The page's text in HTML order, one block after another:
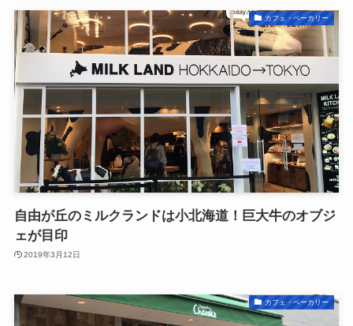
カフェ・ベーカリー
自由が丘のミルクランドは小北海道！巨大牛のオブジ
ェが目印
2019年3月12日
カフェ・ベーカリー